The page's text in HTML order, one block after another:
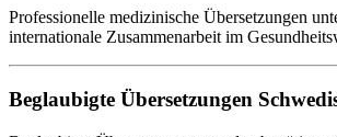
Professionelle medizinische Übersetzungen
internationale Zusammenarbeit im
Beglaubigte Übersetzungen